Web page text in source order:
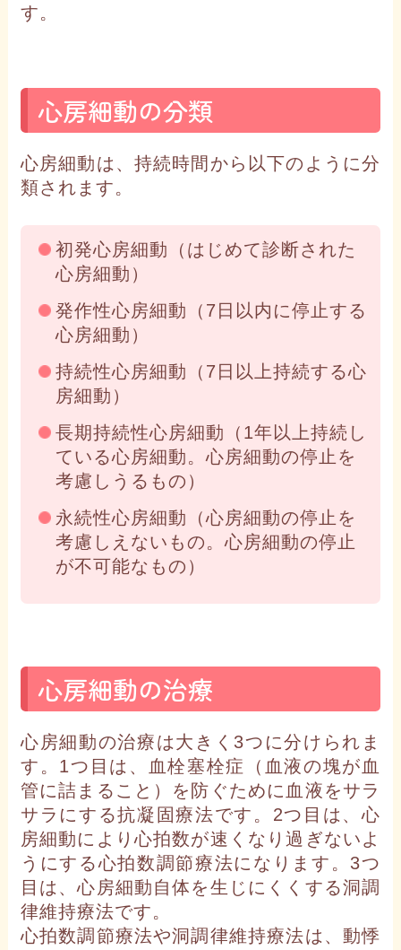
す。
心房細動の分類
心房細動は、持続時間から以下のように分
類されます。
初発心房細動（はじめて診断された
心房細動）
発作性心房細動（7日以内に停止する
心房細動）
持続性心房細動（7日以上持続する心
房細動）
長期持続性心房細動（1年以上持続し
ている心房細動。心房細動の停止を
考慮しうるもの）
永続性心房細動（心房細動の停止を
考慮しえないもの。心房細動の停止
が不可能なもの）
心房細動の治療
心房細動の治療は大きく3つに分けられま
す。1つ目は、血栓塞栓症（血液の塊が血
管に詰まること）を防ぐために血液をサラ
サラにする抗凝固療法です。2つ目は、心
房細動により心拍数が速くなり過ぎないよ
うにする心拍数調節療法になります。3つ
目は、心房細動自体を生じにくくする洞調
律維持療法です。
心拍数調節療法や洞調律維持療法は、動悸